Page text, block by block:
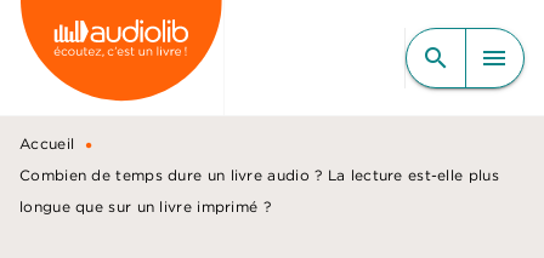
MENU RECHERCHE
CONTENU
PIED DE PAGE
search menu
Accueil •
Combien de temps dure un livre audio ? La lecture est-elle plus
longue que sur un livre imprimé ?